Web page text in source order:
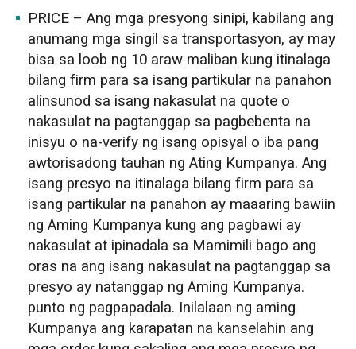
PRICE – Ang mga presyong sinipi, kabilang ang
anumang mga singil sa transportasyon, ay may
bisa sa loob ng 10 araw maliban kung itinalaga
bilang firm para sa isang partikular na panahon
alinsunod sa isang nakasulat na quote o
nakasulat na pagtanggap sa pagbebenta na
inisyu o na-verify ng isang opisyal o iba pang
awtorisadong tauhan ng Ating Kumpanya. Ang
isang presyo na itinalaga bilang firm para sa
isang partikular na panahon ay maaaring bawiin
ng Aming Kumpanya kung ang pagbawi ay
nakasulat at ipinadala sa Mamimili bago ang
oras na ang isang nakasulat na pagtanggap sa
presyo ay natanggap ng Aming Kumpanya.
punto ng pagpapadala. Inilalaan ng aming
Kumpanya ang karapatan na kanselahin ang